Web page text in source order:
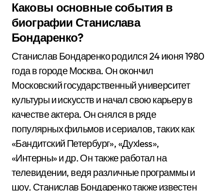
Каковы основные события в
биографии Станислава
Бондаренко?
Станислав Бондаренко родился 24 июня 1980
года в городе Москва. Он окончил
Московский государственный университет
культуры и искусств и начал свою карьеру в
качестве актера. Он снялся в ряде
популярных фильмов и сериалов, таких как
«Бандитский Петербург», «Духless»,
«Интерны» и др. Он также работал на
телевидении, ведя различные программы и
шоу. Станислав Бондаренко также известен